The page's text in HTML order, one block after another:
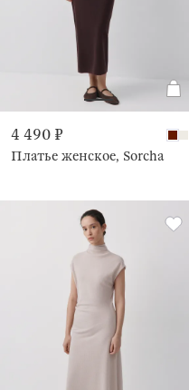
4 490 ₽
Платье женское, Sorcha